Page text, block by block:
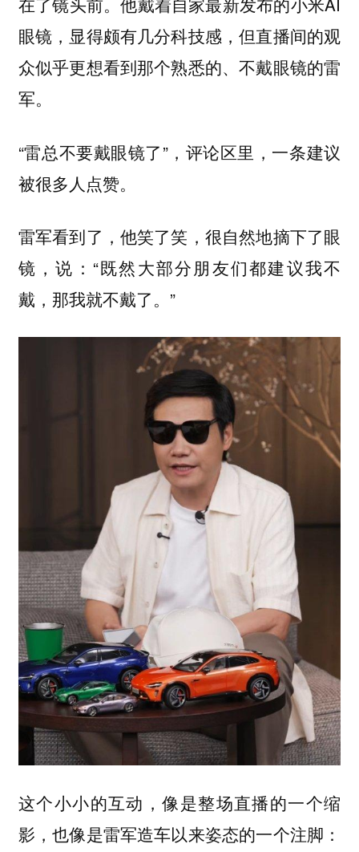
眼镜，显得颇有几分科技感，但直播间的观
众似乎更想看到那个熟悉的、不戴眼镜的雷
军。
“雷总不要戴眼镜了”，评论区里，一条建议
被很多人点赞。
雷军看到了，他笑了笑，很自然地摘下了眼
镜，说：“既然大部分朋友们都建议我不
戴，那我就不戴了。”
这个小小的互动，像是整场直播的一个缩
影，也像是雷军造车以来姿态的一个注脚：